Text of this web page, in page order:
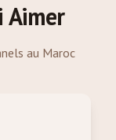
Aimer
au Maroc